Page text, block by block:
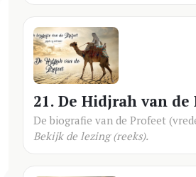
21. De Hidjrah van
De biografie van de Profeet
Bekijk de lezing (reeks).